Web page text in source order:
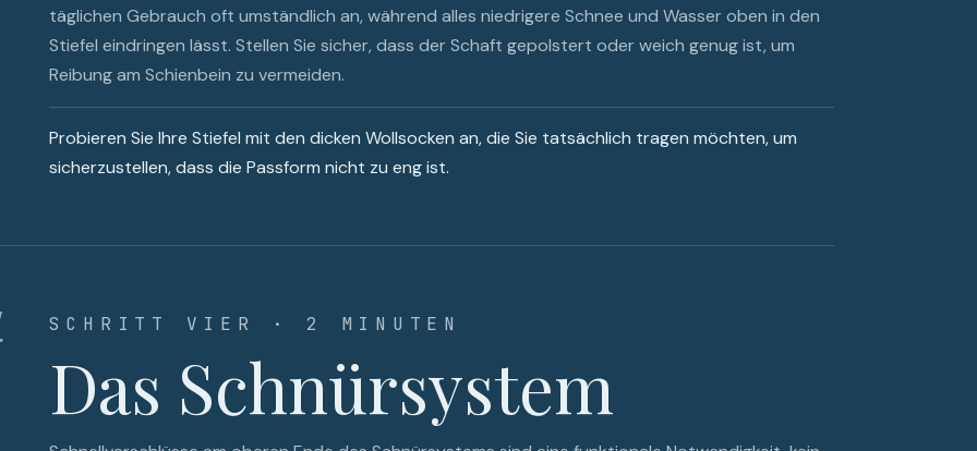
täglichen Gebrauch oft umständlich an, während alles niedrigere Schnee und Wasser oben in den
Stiefel eindringen lässt. Stellen Sie sicher, dass der Schaft gepolstert oder weich genug ist, um
Reibung am Schienbein zu vermeiden.
Probieren Sie Ihre Stiefel mit den dicken Wollsocken an, die Sie tatsächlich tragen möchten, um
sicherzustellen, dass die Passform nicht zu eng ist.
SCHRITT VIER · 2 MINUTEN
Das Schnürsystem